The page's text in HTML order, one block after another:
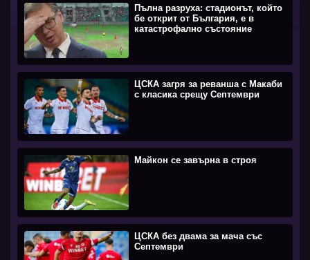
Пълна разруха: стадионът, който
бе открит от България, е в
катастрофално състояние
ЦСКА загря за реванша с Макаби
с класика срещу Септември
Майкон се завърна в строя
ЦСКА без двама за мача със
Септември